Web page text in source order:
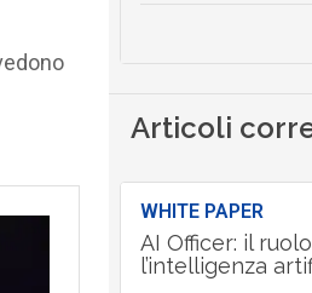
Articoli
WHITE PAPER
AI Officer: il
l’intelligenza